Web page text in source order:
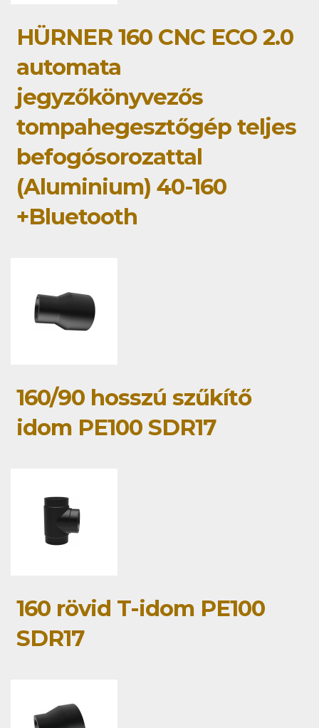
HÜRNER 160 CNC ECO 2.0
automata
jegyzőkönyvezős
tompahegesztőgép teljes
befogósorozattal
(Aluminium) 40-160
+Bluetooth
160/90 hosszú szűkítő
idom PE100 SDR17
160 rövid T-idom PE100
SDR17